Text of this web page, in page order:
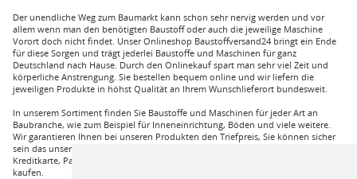
Der unendliche Weg zum Baumarkt kann schon sehr nervig werden und vor
allem wenn man den benötigten Baustoff oder auch die jeweilige Maschine
Vorort doch nicht findet. Unser Onlineshop Baustoffversand24 bringt ein Ende
für diese Sorgen und trägt jederlei Baustoffe und Maschinen für ganz
Deutschland nach Hause. Durch den Onlinekauf spart man sehr viel Zeit und
körperliche Anstrengung. Sie bestellen bequem online und wir liefern die
jeweiligen Produkte in höhst Qualität an Ihrem Wunschlieferort bundesweit.
In unserem Sortiment finden Sie Baustoffe und Maschinen für jeder Art an
Baubranche, wie zum Beispiel für Inneneinrichtung, Böden und viele weitere.
Wir garantieren Ihnen bei unseren Produkten den Triefpreis, Sie können sicher
sein das unsere Preisangebote die besten sind. Sie können bei uns mit
Kreditkarte, Paypal und auch mit Vorkasse bei uns auf Rechnung Baustoffe
kaufen.